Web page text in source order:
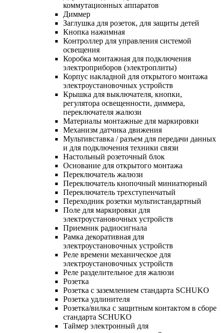
коммутационных аппаратов
Диммер
Заглушка для розеток, для защиты детей
Кнопка нажимная
Контроллер для управления системой
освещения
Коробка монтажная для подключения
электроприборов (электроплиты)
Корпус накладной для открытого монтажа
электроустановочных устройств
Крышка для выключателя, кнопки,
регулятора освещенности, диммера,
переключателя жалюзи
Материалы монтажные для маркировки
Механизм датчика движения
Мультивставка / разъем для передачи данных
и для подключения техники связи
Настольный розеточный блок
Основание для открытого монтажа
Переключатель жалюзи
Переключатель кнопочный миниатюрный
Переключатель трехступенчатый
Переходник розетки мультистандартный
Поле для маркировки для
электроустановочных устройств
Приемник радиосигнала
Рамка декоративная для
электроустановочных устройств
Реле времени механическое для
электроустановочных устройств
Реле разделительное для жалюзи
Розетка
Розетка с заземлением стандарта SCHUKO
Розетка удлинителя
Розетка/вилка с защитным контактом в сборе
стандарта SCHUKO
Таймер электронный для